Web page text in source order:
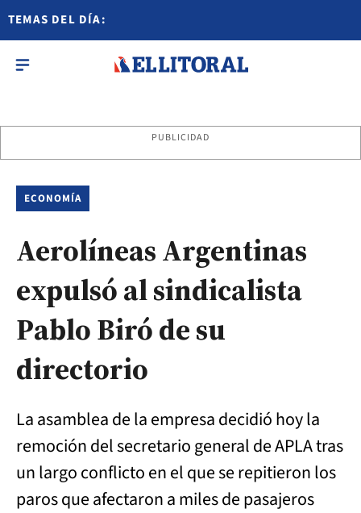
TEMAS DEL DÍA:
PUBLICIDAD
ECONOMÍA
Aerolíneas Argentinas
expulsó al sindicalista
Pablo Biró de su
directorio
La asamblea de la empresa decidió hoy la
remoción del secretario general de APLA tras
un largo conflicto en el que se repitieron los
paros que afectaron a miles de pasajeros